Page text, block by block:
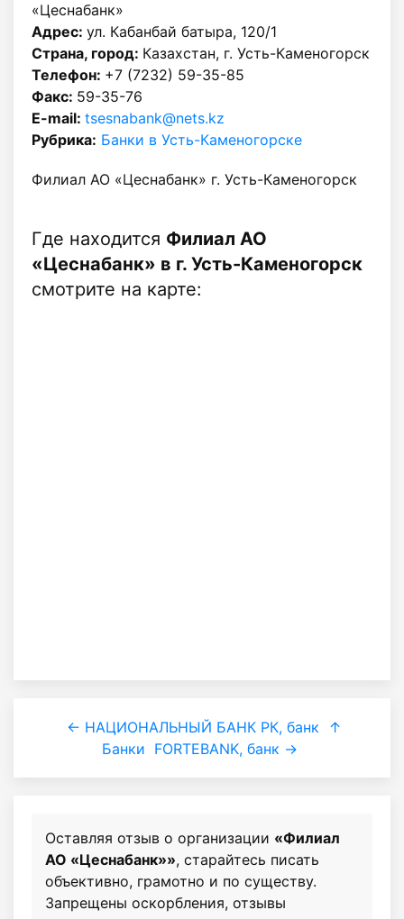
«Цеснабанк»
Адрес: ул. Кабанбай батыра, 120/1
Страна, город: Казахстан, г. Усть-Каменогорск
Телефон: +7 (7232) 59-35-85
Факс: 59-35-76
E-mail: tsesnabank@nets.kz
Рубрика: Банки в Усть-Каменогорске
Филиал АО «Цеснабанк» г. Усть-Каменогорск
Где находится Филиал АО
«Цеснабанк» в г. Усть-Каменогорск
смотрите на карте:
← НАЦИОНАЛЬНЫЙ БАНК РК, банк
↑
Банки FORTEBANK, банк →
Оставляя отзыв о организации «Филиал
АО «Цеснабанк»», старайтесь писать
объективно, грамотно и по существу.
Запрещены оскорбления, отзывы